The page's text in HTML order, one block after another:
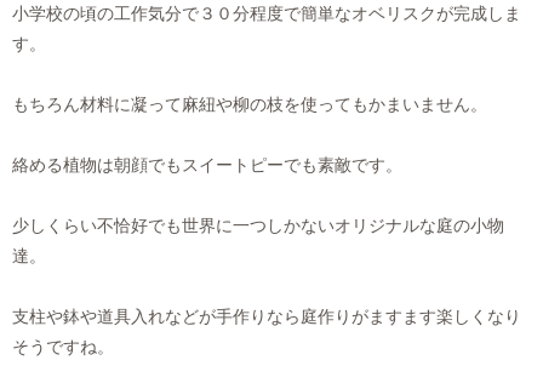
小学校の頃の工作気分で３０分程度で簡単なオベリスクが完成しま
す。
もちろん材料に凝って麻紐や柳の枝を使ってもかまいません。
絡める植物は朝顔でもスイートピーでも素敵です。
少しくらい不恰好でも世界に一つしかないオリジナルな庭の小物
達。
支柱や鉢や道具入れなどが手作りなら庭作りがますます楽しくなり
そうですね。